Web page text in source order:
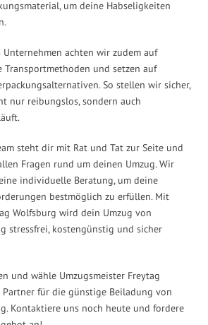
um deine Habseligkeiten
achten wir zudem auf
Transportmethoden und setzen auf
So stellen wir sicher,
nur reibungslos, sondern auch
steht dir mit Rat und Tat zur Seite und
Fragen rund um deinen Umzug. Wir
individuelle Beratung, um deine
bestmöglich zu erfüllen. Mit
Wolfsburg wird dein Umzug von
stressfrei, kostengünstig und sicher
und wähle Umzugsmeister Freytag
für die günstige Beiladung von
Kontaktiere uns noch heute und fordere